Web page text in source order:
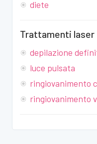
diete
Trattamenti laser
depilazione
luce pulsata
ringiovanimento
ringiovanimento